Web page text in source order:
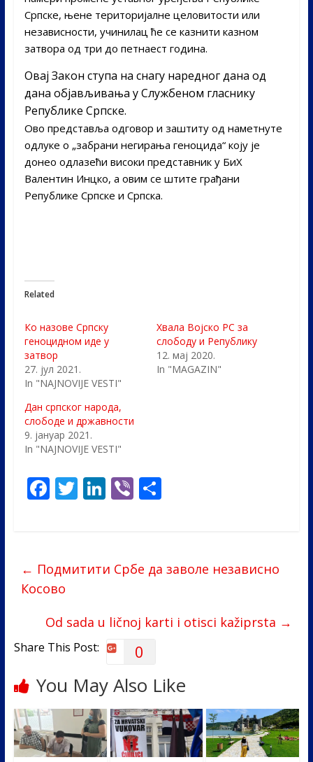
Српске, њене територијалне целовитости или
независности, учинилац ће се казнити казном
затвора од три до петнаест година.
Овај Закон ступа на снагу наредног дана од
дана објављивања у Службеном гласнику
Републике Српске.
Ово представља одговор и заштиту од наметнуте
одлуке о „забрани негирања геноцида“ коју је
донео одлазећи високи представник у БиХ
Валентин Инцко, а овим се штите грађани
Републике Српске и Српска.
Related
Ко назове Српску
геноцидном иде у
затвор
27. јул 2021.
In "NAJNOVIJE VESTI"
Хвала Војско РС за
слободу и Републику
12. мај 2020.
In "MAGAZIN"
Дан српског народа,
слободе и државности
9. јануар 2021.
In "NAJNOVIJE VESTI"
F
ac
o
o
k
T
w
Li
n
dI
Vi
b
S
← Подмитити Србе да заволе независно
Косово
Od sada u ličnoj karti i otisci kažiprsta →
Share This Post: 0
You May Also Like